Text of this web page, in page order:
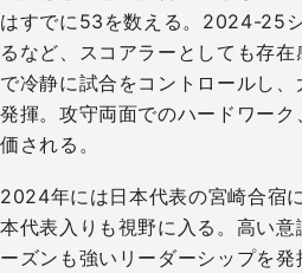
はすでに53を数える。2024-25
るなど、スコアラーとしても存
で冷静に試合をコントロールし
発揮。攻守両面でのハードワー
価される。
2024年には日本代表の宮崎合宿
本代表入りも視野に入る。高い
ーズンも強いリーダーシップを